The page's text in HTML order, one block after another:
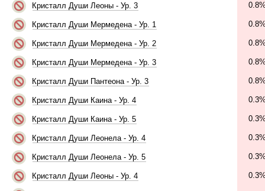
Кристалл Души Леоны - Ур. 3
Кристалл Души Мермедена - Ур. 1
Кристалл Души Мермедена - Ур. 2
Кристалл Души Мермедена - Ур. 3
Кристалл Души Пантеона - Ур. 3
Кристалл Души Каина - Ур. 4
Кристалл Души Каина - Ур. 5
Кристалл Души Леонела - Ур. 4
Кристалл Души Леонела - Ур. 5
Кристалл Души Леоны - Ур. 4